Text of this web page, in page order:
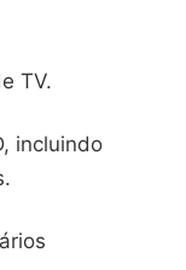
TV.
incluindo